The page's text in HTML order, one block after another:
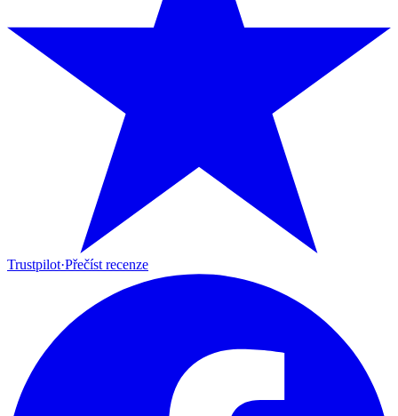
Trustpilot·Přečíst recenze